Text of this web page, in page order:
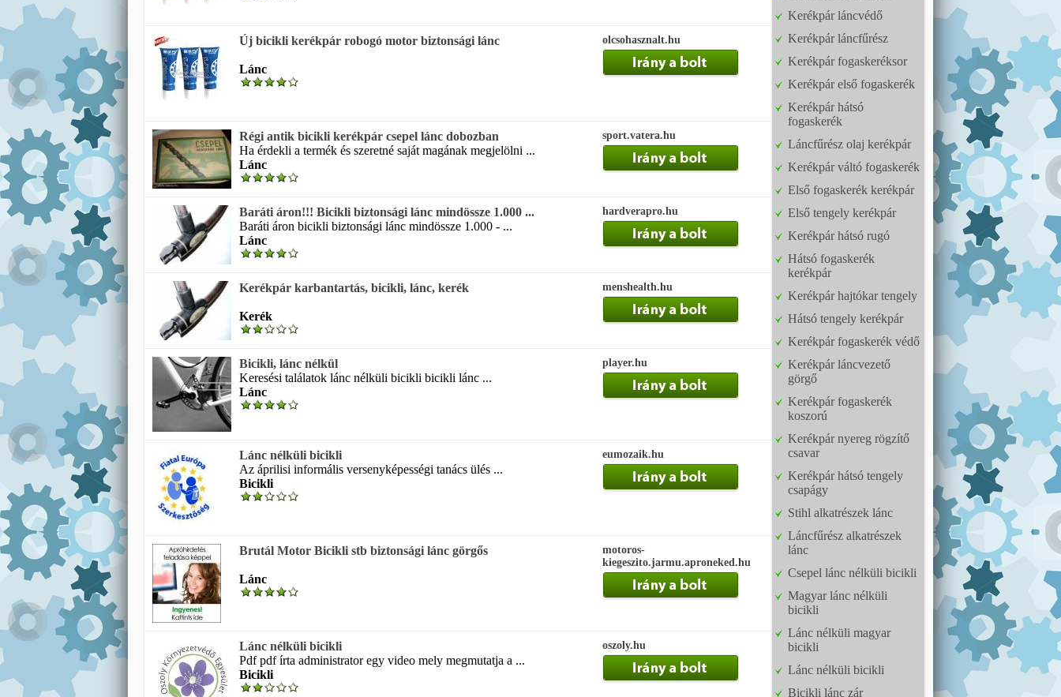
Új bicikli kerékpár robogó motor biztonsági lánc
Lánc
olcsohasznalt.hu
Régi antik bicikli kerékpár csepel lánc dobozban
Ha érdekli a termék és szeretné saját magának megjelölni ...
Lánc
sport.vatera.hu
Baráti áron!!! Bicikli biztonsági lánc mindössze 1.000 ...
Baráti áron bicikli biztonsági lánc mindössze 1.000 - ...
Lánc
hardverapro.hu
Kerékpár karbantartás, bicikli, lánc, kerék
Kerék
menshealth.hu
Bicikli, lánc nélkül
Keresési találatok lánc nélküli bicikli bicikli lánc ...
Lánc
player.hu
Lánc nélküli bicikli
Az áprilisi informális versenyképességi tanács ülés ...
Bicikli
eumozaik.hu
Brutál Motor Bicikli stb biztonsági lánc görgős
Lánc
motoros-
kiegeszito.jarmu.aproneked.hu
Lánc nélküli bicikli
Pdf pdf írta administrator egy video mely megmutatja a ...
Bicikli
oszoly.hu
Kerékpár láncvédő
Kerékpár láncfűrész
Kerékpár fogaskeréksor
Kerékpár első fogaskerék
Kerékpár hátsó
fogaskerék
Láncfűrész olaj kerékpár
Kerékpár váltó fogaskerék
Első fogaskerék kerékpár
Első tengely kerékpár
Kerékpár hátsó rugó
Hátsó fogaskerék
kerékpár
Kerékpár hajtókar tengely
Hátsó tengely kerékpár
Kerékpár fogaskerék védő
Kerékpár láncvezető
görgő
Kerékpár fogaskerék
koszorú
Kerékpár nyereg rögzítő
csavar
Kerékpár hátsó tengely
csapágy
Stihl alkatrészek lánc
Láncfűrész alkatrészek
lánc
Csepel lánc nélküli bicikli
Magyar lánc nélküli
bicikli
Lánc nélküli magyar
bicikli
Lánc nélküli bicikli
Bicikli lánc zár